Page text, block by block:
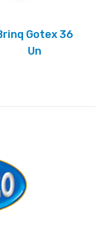
Gotex 36
Un